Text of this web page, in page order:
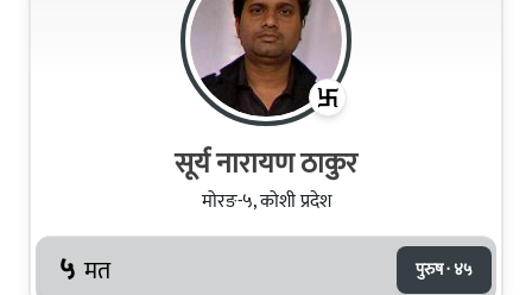
सूर्य नारायण ठाकुर
मोरङ-५, कोशी प्रदेश
५ मत पुरुष · ४५